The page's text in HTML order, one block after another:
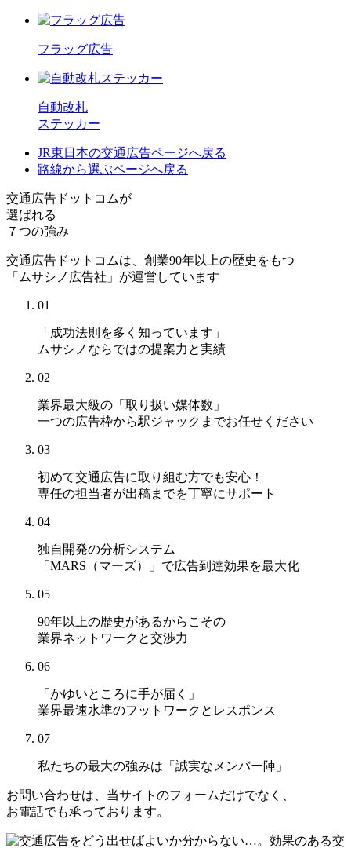
フラッグ広告
自動改札
ステッカー
JR東日本の交通広告ページへ戻る
路線から選ぶページへ戻る
交通広告ドットコムが
選ばれる
７つの強み
交通広告ドットコムは、創業90年以上の歴史をもつ
「ムサシノ広告社」が運営しています
01
「成功法則を多く知っています」
ムサシノならではの提案力と実績
02
業界最大級の「取り扱い媒体数」
一つの広告枠から駅ジャックまでお任せください
03
初めて交通広告に取り組む方でも安心！
専任の担当者が出稿までを丁寧にサポート
04
独自開発の分析システム
「MARS（マーズ）」 で広告到達効果を最大化
05
90年以上の歴史があるからこその
業界ネットワークと交渉力
06
「かゆいところに手が届く」
業界最速水準のフットワークとレスポンス
07
私たちの最大の強みは 「誠実なメンバー陣」
お問い合わせは、当サイトのフォームだけでなく、
お電話でも承っております。